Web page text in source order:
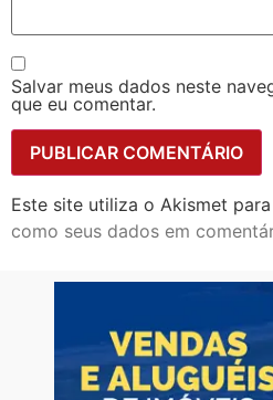
Salvar meus dados neste
que eu comentar.
Este site utiliza o Akismet
como seus dados em